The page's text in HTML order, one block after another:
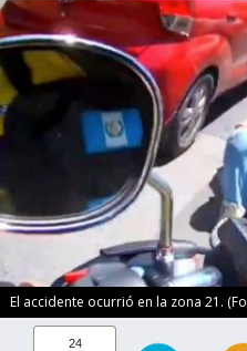
El accidente ocurrió en la zona 21.
24